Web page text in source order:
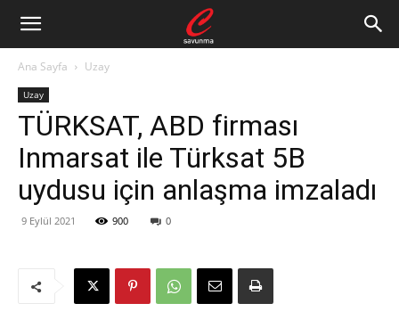
Ana Sayfa Uzay
Uzay
TÜRKSAT, ABD firması
Inmarsat ile Türksat 5B
uydusu için anlaşma imzaladı
9 Eylül 2021 900 0